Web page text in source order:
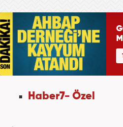
Haber7- Özel